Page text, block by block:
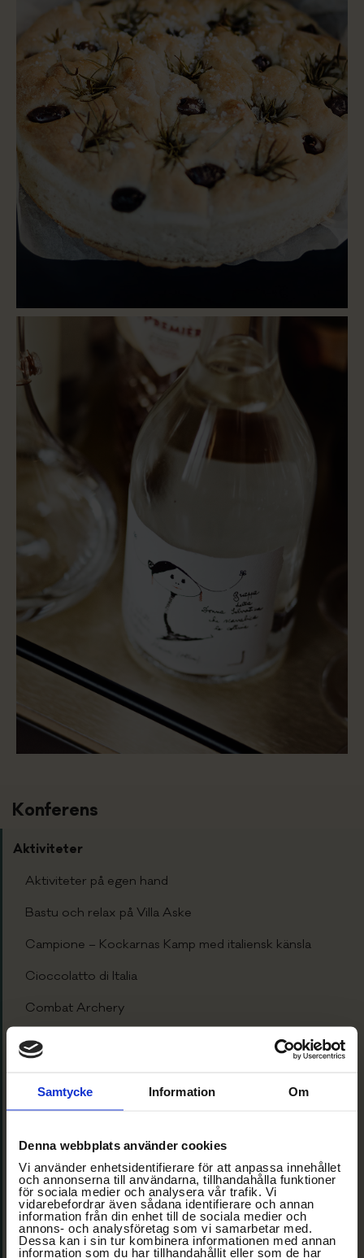
Samtycke Information Om
Denna webbplats använder cookies
Vi använder enhetsidentifierare för att anpassa innehållet
och annonserna till användarna, tillhandahålla funktioner
för sociala medier och analysera vår trafik. Vi
vidarebefordrar även sådana identifierare och annan
information från din enhet till de sociala medier och
annons- och analysföretag som vi samarbetar med.
Dessa kan i sin tur kombinera informationen med annan
information som du har tillhandahållit eller som de har
Konferens
Aktiviteter
Aktiviteter på egen hand
Bastu och relax på Villa Aske
Campione – Kockarnas Kamp med italiensk känsla
Cioccolatto di Italia
Combat Archery
En bubblig aktivitet
Gör er egen salsiccia
Gudfadern
Gym
IL TEMPO GIGANTE